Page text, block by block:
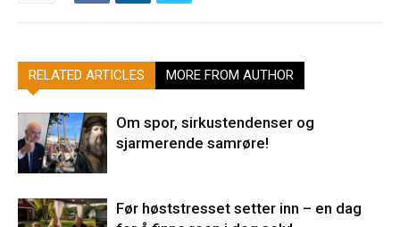
RELATED ARTICLES MORE FROM AUTHOR
Om spor, sirkustendenser og
sjarmerende samrøre!
Før høststresset setter inn – en dag